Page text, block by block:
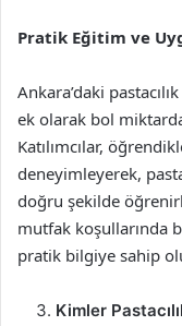
Pratik Eğitim ve
Ankara’daki
ek olarak bol
Katılımcılar,
deneyimleyerek,
doğru şekilde
mutfak koşullarında
pratik bilgiye sahip
Kimler